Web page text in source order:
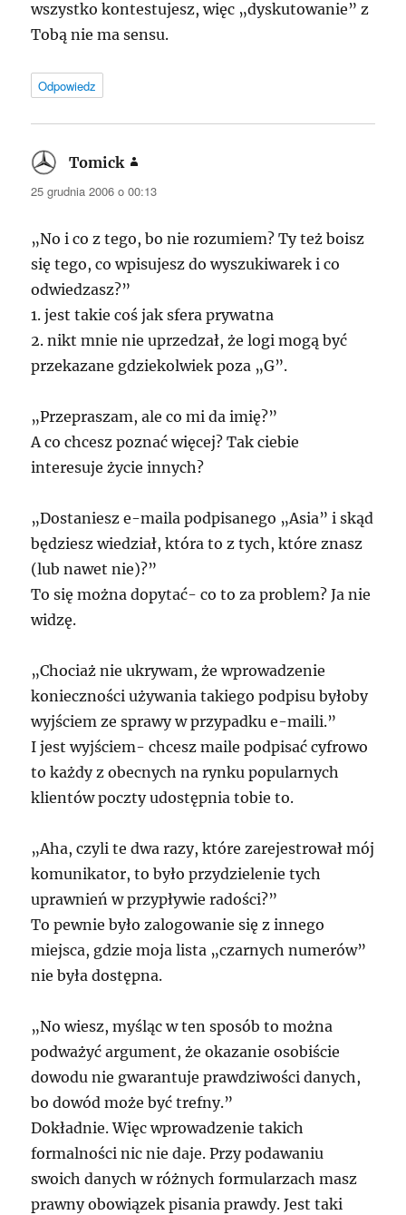
wszystko kontestujesz, więc „dyskutowanie” z
Tobą nie ma sensu.
Odpowiedz
Tomick
25 grudnia 2006 o 00:13
„No i co z tego, bo nie rozumiem? Ty też boisz
się tego, co wpisujesz do wyszukiwarek i co
odwiedzasz?”
1. jest takie coś jak sfera prywatna
2. nikt mnie nie uprzedzał, że logi mogą być
przekazane gdziekolwiek poza „G”.
„Przepraszam, ale co mi da imię?”
A co chcesz poznać więcej? Tak ciebie
interesuje życie innych?
„Dostaniesz e-maila podpisanego „Asia” i skąd
będziesz wiedział, która to z tych, które znasz
(lub nawet nie)?”
To się można dopytać- co to za problem? Ja nie
widzę.
„Chociaż nie ukrywam, że wprowadzenie
konieczności używania takiego podpisu byłoby
wyjściem ze sprawy w przypadku e-maili.”
I jest wyjściem- chcesz maile podpisać cyfrowo
to każdy z obecnych na rynku popularnych
klientów poczty udostępnia tobie to.
„Aha, czyli te dwa razy, które zarejestrował mój
komunikator, to było przydzielenie tych
uprawnień w przypływie radości?”
To pewnie było zalogowanie się z innego
miejsca, gdzie moja lista „czarnych numerów”
nie była dostępna.
„No wiesz, myśląc w ten sposób to można
podważyć argument, że okazanie osobiście
dowodu nie gwarantuje prawdziwości danych,
bo dowód może być trefny.”
Dokładnie. Więc wprowadzenie takich
formalności nic nie daje. Przy podawaniu
swoich danych w różnych formularzach masz
prawny obowiązek pisania prawdy. Jest taki